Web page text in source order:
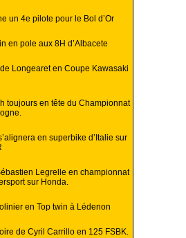
un 4e pilote pour le Bol d’Or
en pole aux 8H d’Albacete
Longearet en Coupe Kawasaki
toujours en tête du Championnat
en superbike d’Italie sur
Legrelle en championnat
sur Honda.
en Top twin à Lédenon
de Cyril Carrillo en 125 FSBK.